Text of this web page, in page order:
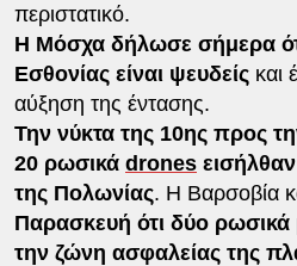
περιστατικό.
Η Μόσχα δήλωσε σήμερα
Εσθονίας είναι ψευδείςκαι
αύξηση της έντασης.
Την νύκτα της 10ης προς
20 ρωσικά drones
της Πολωνίας. Η Βαρσοβία
Παρασκευή ότι δύο
την ζώνη ασφαλείας της